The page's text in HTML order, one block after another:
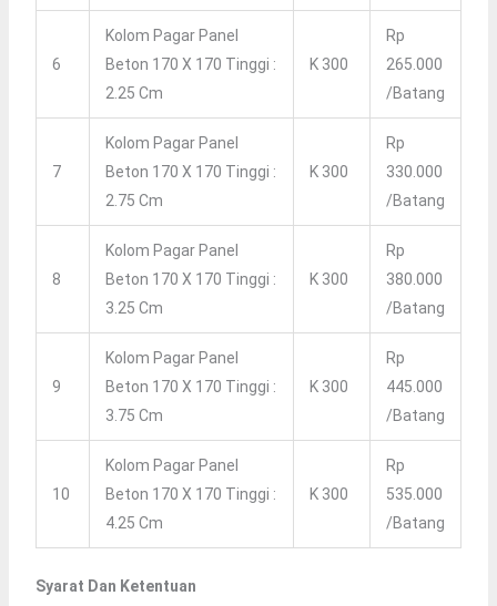
6
Kolom Pagar Panel
Beton 170 X 170 Tinggi :
2.25 Cm
K 300
Rp
265.000
/batang
7
Kolom Pagar Panel
Beton 170 X 170 Tinggi :
2.75 Cm
K 300
Rp
330.000
/batang
8
Kolom Pagar Panel
Beton 170 X 170 Tinggi :
3.25 Cm
K 300
Rp
380.000
/batang
9
Kolom Pagar Panel
Beton 170 X 170 Tinggi :
3.75 Cm
K 300
Rp
445.000
/batang
10
Kolom Pagar Panel
Beton 170 X 170 Tinggi :
4.25 Cm
K 300
Rp
535.000
/batang
Syarat Dan Ketentuan